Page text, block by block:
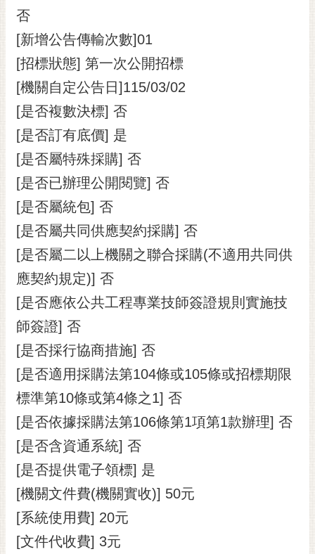
置
否
[新增公告傳輸次數]01
[招標狀態] 第一次公開招標
[機關自定公告日]115/03/02
[是否複數決標] 否
[是否訂有底價] 是
[是否屬特殊採購] 否
[是否已辦理公開閱覽] 否
[是否屬統包] 否
[是否屬共同供應契約採購] 否
[是否屬二以上機關之聯合採購(不適用共同供
應契約規定)] 否
[是否應依公共工程專業技師簽證規則實施技
師簽證] 否
[是否採行協商措施] 否
[是否適用採購法第104條或105條或招標期限
標準第10條或第4條之1] 否
[是否依據採購法第106條第1項第1款辦理] 否
[是否含資通系統] 否
[是否提供電子領標] 是
[機關文件費(機關實收)] 50元
[系統使用費] 20元
[文件代收費] 3元